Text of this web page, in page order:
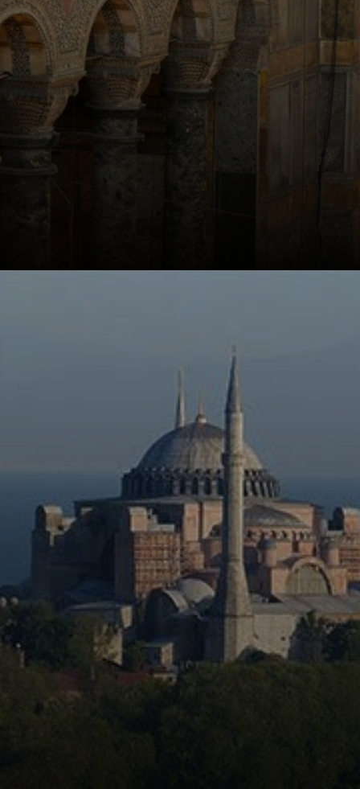
Sabe aqueles
mosaicos que
brilham? Santa
Sofia tem. E a
cúpula? É
daquelas de cair o
queixo, símbolo
da cidade.